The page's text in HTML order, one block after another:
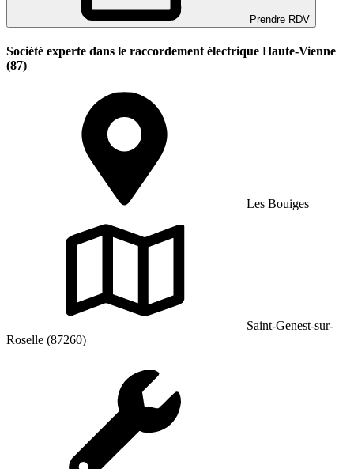
Prendre RDV
Société experte dans le raccordement électrique Haute-Vienne
(87)
Les Bouiges
Saint-Genest-sur-
Roselle (87260)